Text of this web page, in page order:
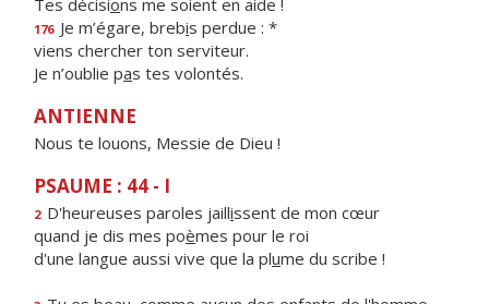
Tes décisions me soient en aide !
176 Je m’égare, brebis perdue : *
viens chercher ton serviteur.
Je n’oublie pas tes volontés.
ANTIENNE
Nous te louons, Messie de Dieu !
PSAUME : 44 - I
2 D'heureuses paroles jaillissent de mon cœur
quand je dis mes poèmes pour le roi
d'une langue aussi vive que la plume du scribe !